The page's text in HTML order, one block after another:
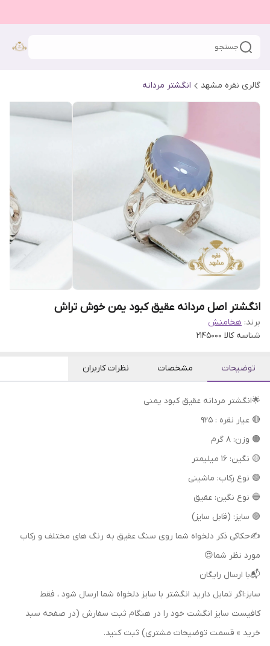
جستجو
گالری نقره مشهد انگشتر مردانه
انگشتر اصل مردانه عقیق کبود یمن خوش تراش
برند: هخامنش
شناسه کالا 2145000
توضیحات مشخصات نظرات کاربران
🌟انگشتر مردانه عقیق کبود یمنی
🔴 عیار نقره : 925
🟠 وزن: 8 گرم
🟡 نگین: 16 میلیمتر
🟢 نوع رکاب: ماشینی
🔵 نوع نگین: عقیق
🟣 سایز: (قابل سایز)
✍حکاکی ذکر دلخواه شما روی سنگ عقیق به رنگ های مختلف و رکاب
مورد نظر شما😍
📬با ارسال رایگان
سایز:اگر تمایل دارید انگشتر با سایز دلخواه شما ارسال شود ، فقط
کافیست سایز انگشت خود را در هنگام ثبت سفارش (در صفحه سبد
خرید » قسمت توضیحات مشتری) ثبت کنید.